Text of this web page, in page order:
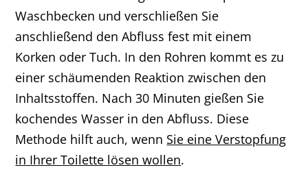
Waschbecken und verschließen Sie
anschließend den Abfluss fest mit einem
Korken oder Tuch. In den Rohren kommt es zu
einer schäumenden Reaktion zwischen den
Inhaltsstoffen. Nach 30 Minuten gießen Sie
kochendes Wasser in den Abfluss. Diese
Methode hilft auch, wenn Sie eine Verstopfung
in Ihrer Toilette lösen wollen.